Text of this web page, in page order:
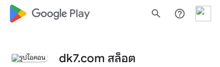
google_logo Play search help_outline
dk7.com สล็อต